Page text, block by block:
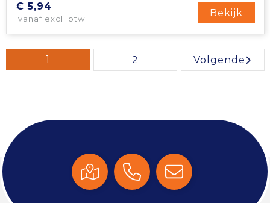
€ 5,94
vanaf excl. btw
Bekijk
1 2 Volgende